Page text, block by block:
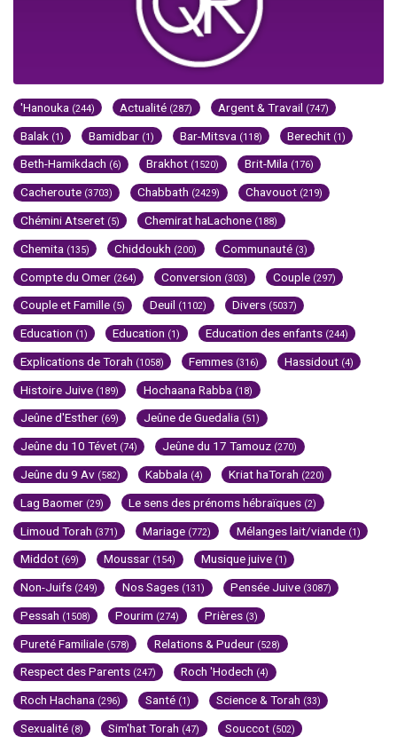
'Hanouka (244) Actualité (287) Argent & Travail (747)
Balak (1) Bamidbar (1) Bar-Mitsva (118) Berechit (1)
Beth-Hamikdach (6) Brakhot (1520) Brit-Mila (176)
Cacheroute (3703) Chabbath (2429) Chavouot (219)
Chémini Atseret (5) Chemirat haLachone (188)
Chemita (135) Chiddoukh (200) Communauté (3)
Compte du Omer (264) Conversion (303) Couple (297)
Couple et Famille (5) Deuil (1102) Divers (5037)
Education (1) Education (1) Education des enfants (244)
Explications de Torah (1058) Femmes (316) Hassidout (4)
Histoire Juive (189) Hochaana Rabba (18)
Jeûne d'Esther (69) Jeûne de Guedalia (51)
Jeûne du 10 Tévet (74) Jeûne du 17 Tamouz (270)
Jeûne du 9 Av (582) Kabbala (4) Kriat haTorah (220)
Lag Baomer (29) Le sens des prénoms hébraïques (2)
Limoud Torah (371) Mariage (772) Mélanges lait/viande (1)
Middot (69) Moussar (154) Musique juive (1)
Non-Juifs (249) Nos Sages (131) Pensée Juive (3087)
Pessah (1508) Pourim (274) Prières (3)
Pureté Familiale (578) Relations & Pudeur (528)
Respect des Parents (247) Roch 'Hodech (4)
Roch Hachana (296) Santé (1) Science & Torah (33)
Sexualité (8) Sim'hat Torah (47) Souccot (502)